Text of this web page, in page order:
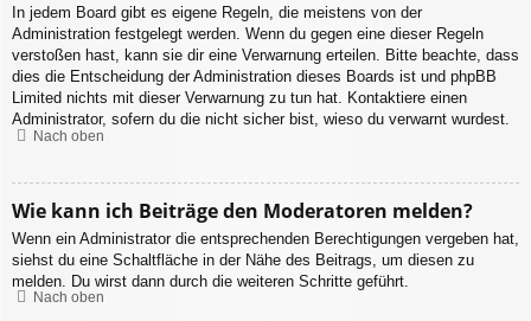
In jedem Board gibt es eigene Regeln, die meistens von der
Administration festgelegt werden. Wenn du gegen eine dieser Regeln
verstoßen hast, kann sie dir eine Verwarnung erteilen. Bitte beachte, dass
dies die Entscheidung der Administration dieses Boards ist und phpBB
Limited nichts mit dieser Verwarnung zu tun hat. Kontaktiere einen
Administrator, sofern du die nicht sicher bist, wieso du verwarnt wurdest.
Nach oben
Wie kann ich Beiträge den Moderatoren melden?
Wenn ein Administrator die entsprechenden Berechtigungen vergeben hat,
siehst du eine Schaltfläche in der Nähe des Beitrags, um diesen zu
melden. Du wirst dann durch die weiteren Schritte geführt.
Nach oben